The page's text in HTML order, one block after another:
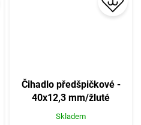
Čihadlo předšpičkové -
40x12,3 mm/žluté
Skladem